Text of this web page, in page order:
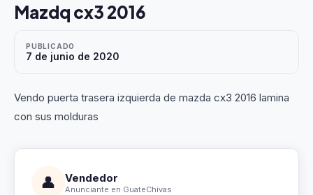
Mazdq cx3 2016
PUBLICADO
7 de junio de 2020
Vendo puerta trasera izquierda de mazda cx3 2016 lamina
con sus molduras
👤 Vendedor
Anunciante en GuateChivas